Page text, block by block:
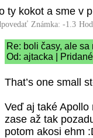
ty kokot a sme v
Známka: -1.3
Re: boli časy, ale sa
Od: ajtacka |
That’s one small
Veď aj také Apollo
zase až tak
potom akosi ehm